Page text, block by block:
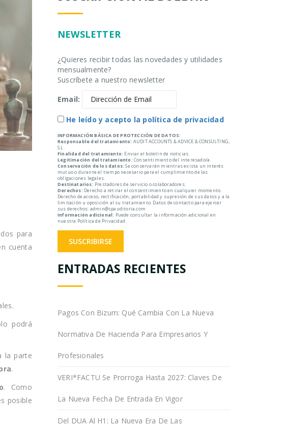
para
cuenta
podrá
la parte
.
. Como
posible
NEWSLETTER
¿Quieres recibir todas las novedades y utilidades
mensualmente?
Suscríbete a nuestro newsletter
Email:
He leído y acepto la política de privacidad
INFORMACIÓN BÁSICA DE PROTECCIÓN DE DATOS:
Responsable del tratamiento: AUDIT ACCOUNTS & ADVICE & CONSULTING,
S.L.
Finalidad del tratamiento: Enviar el boletín de noticias.
Legitimación del tratamiento: Consentimiento del interesado/a.
Conservación de los datos: Se conservarán mientras exista un interés
mutuo o durante el tiempo necesario para el cumplimiento de las
obligaciones legales.
Destinatarios: Prestadores de servicio o colaboradores.
Derechos: Derecho a retirar el consentimiento en cualquier momento.
Derecho de acceso, rectificación, portabilidad y supresión de sus datos y a la
limitación u oposición al su tratamiento. Datos de contacto para ejercer
sus derechos: admin@spauditoria.com
Información adicional: Puede consultar la información adicional en
nuestra Política de Privacidad.
ENTRADAS RECIENTES
Pagos Con Bizum: Qué Cambia Con La Nueva
Normativa De Hacienda Para Empresarios Y
Profesionales
VERI*FACTU Se Prorroga Hasta 2027: Claves De
La Nueva Fecha De Entrada En Vigor
Del DUA Al H1: La Nueva Era De Las